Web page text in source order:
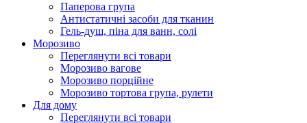
Паперова група
Антистатичні засоби для тканин
Гель-душ, піна для ванн, солі
Морозиво
Переглянути всі товари
Морозиво вагове
Морозиво порційне
Морозиво тортова група, рулети
Для дому
Переглянути всі товари